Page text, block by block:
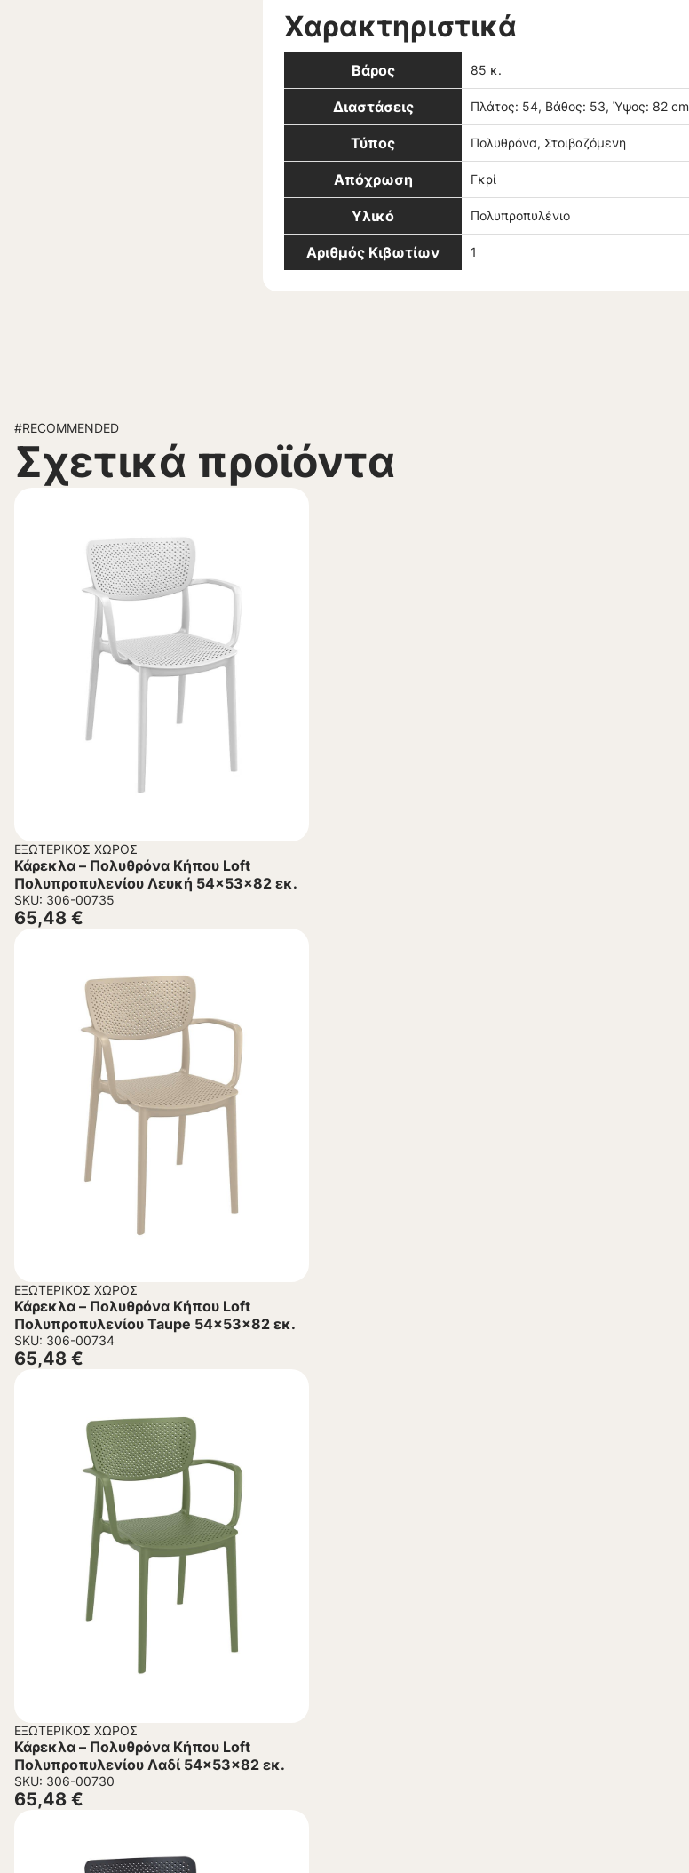
Χαρακτηριστικά
Βάρος 85 κ.
Διαστάσεις Πλάτος: 54, Βάθος: 53, Ύψος: 82 cm
Τύπος Πολυθρόνα, Στοιβαζόμενη
Απόχρωση Γκρί
Υλικό Πολυπροπυλένιο
Αριθμός Κιβωτίων 1
#RECOMMENDED
Σχετικά προϊόντα
ΕΞΩΤΕΡΙΚΌΣ ΧΏΡΟΣ
Κάρεκλα – Πολυθρόνα Κήπου Loft
Πολυπροπυλενίου Λευκή 54x53x82 εκ.
SKU: 306-00735
65,48 €
ΕΞΩΤΕΡΙΚΌΣ ΧΏΡΟΣ
Κάρεκλα – Πολυθρόνα Κήπου Loft
Πολυπροπυλενίου Taupe 54x53x82 εκ.
SKU: 306-00734
65,48 €
ΕΞΩΤΕΡΙΚΌΣ ΧΏΡΟΣ
Κάρεκλα – Πολυθρόνα Κήπου Loft
Πολυπροπυλενίου Λαδί 54x53x82 εκ.
SKU: 306-00730
65,48 €